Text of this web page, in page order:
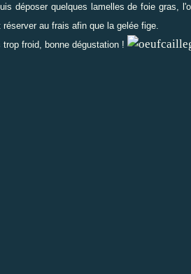
déposer quelques lamelles de foie gras,
réserver au frais afin que la gelée fige.
trop froid, bonne dégustation !